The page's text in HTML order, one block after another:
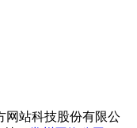
网站科技股份有限公